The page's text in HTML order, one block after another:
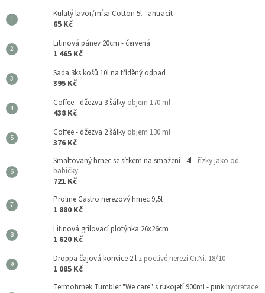
Kulatý lavor/mísa Cotton 5l - antracit
65 Kč
Litinová pánev 20cm - červená
1 465 Kč
Sada 3ks košů 10l na tříděný odpad
395 Kč
Coffee - džezva 3 šálky objem 170 ml
438 Kč
Coffee - džezva 2 šálky objem 130 ml
376 Kč
Smaltovaný hrnec se sítkem na smažení - 4l- řízky jako od
babičky
721 Kč
Proline Gastro nerezový hrnec 9,5l
1 880 Kč
Litinová grilovací plotýnka 26x26cm
1 620 Kč
Droppa čajová konvice 2 l z poctivé nerezi Cr.Ni. 18/10
1 085 Kč
Termohrnek Tumbler "We care" s rukojetí 900ml - pink hydratace